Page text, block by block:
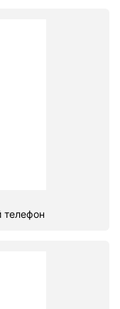
телефон